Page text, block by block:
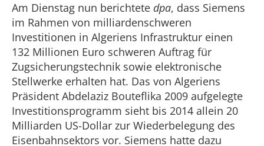
Am Dienstag nun berichtete dpa, dass Siemens
im Rahmen von milliardenschweren
Investitionen in Algeriens Infrastruktur einen
132 Millionen Euro schweren Auftrag für
Zugsicherungstechnik sowie elektronische
Stellwerke erhalten hat. Das von Algeriens
Präsident Abdelaziz Bouteflika 2009 aufgelegte
Investitionsprogramm sieht bis 2014 allein 20
Milliarden US-Dollar zur Wiederbelegung des
Eisenbahnsektors vor. Siemens hatte dazu